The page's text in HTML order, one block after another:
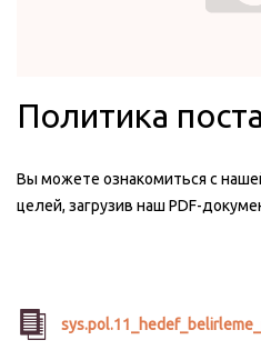
Политика
Вы можете ознакомиться с
целей, загрузив наш PDF-